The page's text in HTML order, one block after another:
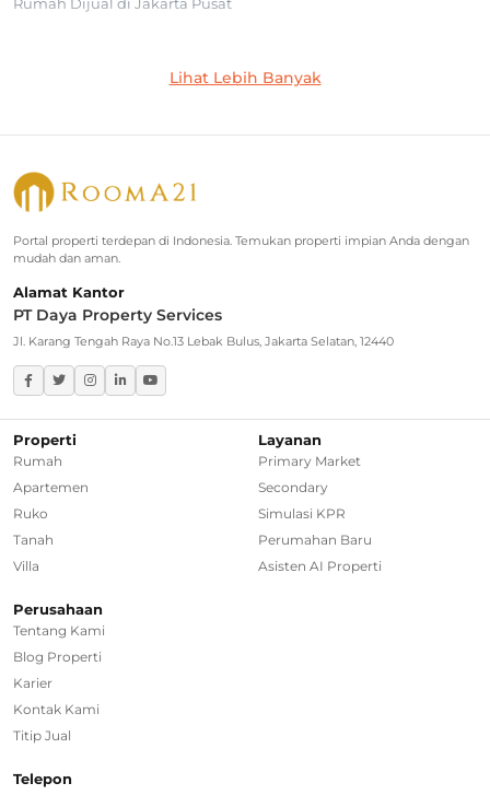
Rumah Dijual di Jakarta Pusat
Rumah Dijual di Jagakarsa
Rumah Dijual di Kebayoran Baru
Greater Jakarta
Rumah Dijual di Bekasi
Rumah Dijual di Bogor
Rumah Dijual di Depok
Regional Agencies
Bandung
Bali
Lihat Lebih Banyak
Portal properti terdepan di Indonesia. Temukan properti impian Anda dengan
mudah dan aman.
Alamat Kantor
PT Daya Property Services
Jl. Karang Tengah Raya No.13 Lebak Bulus, Jakarta Selatan, 12440
Properti
Rumah
Apartemen
Ruko
Tanah
Villa
Layanan
Primary Market
Secondary
Simulasi KPR
Perumahan Baru
Asisten AI Properti
Perusahaan
Tentang Kami
Blog Properti
Karier
Kontak Kami
Titip Jual
Telepon